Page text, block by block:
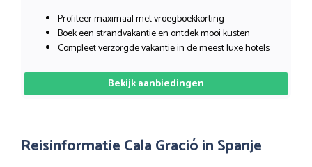
Profiteer maximaal met vroegboekkorting
Boek een strandvakantie en ontdek mooi kusten
Compleet verzorgde vakantie in de meest luxe hotels
Bekijk aanbiedingen
Reisinformatie Cala Gració in Spanje